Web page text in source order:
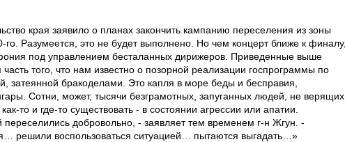
края заявило о планах закончить кампанию переселения из зоны
Разумеется, это не будет выполнено. Но чем концерт ближе к финалу,
под управлением бесталанных дирижеров. Приведенные выше
того, что нам известно о позорной реализации госпрограммы по
затеянной бракоделами. Это капля в море беды и бесправия,
Сотни, может, тысячи безграмотных, запуганных людей, не верящих
то и где-то существовать - в состоянии агрессии или апатии.
добровольно, - заявляет тем временем г-н Жгун. -
решили воспользоваться ситуацией… пытаются выгадать…»